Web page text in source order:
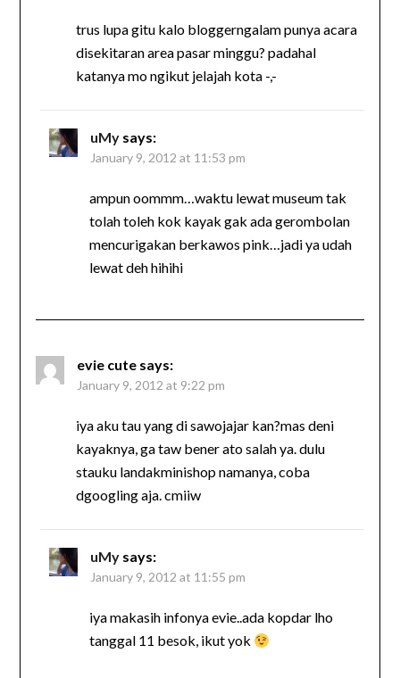
trus lupa gitu kalo bloggerngalam punya acara
disekitaran area pasar minggu? padahal
katanya mo ngikut jelajah kota -,-
uMy says:
January 9, 2012 at 11:53 pm
ampun oommm…waktu lewat museum tak
tolah toleh kok kayak gak ada gerombolan
mencurigakan berkawos pink…jadi ya udah
lewat deh hihihi
evie cute says:
January 9, 2012 at 9:22 pm
iya aku tau yang di sawojajar kan?mas deni
kayaknya, ga taw bener ato salah ya. dulu
stauku landakminishop namanya, coba
dgoogling aja. cmiiw
uMy says:
January 9, 2012 at 11:55 pm
iya makasih infonya evie..ada kopdar lho
tanggal 11 besok, ikut yok